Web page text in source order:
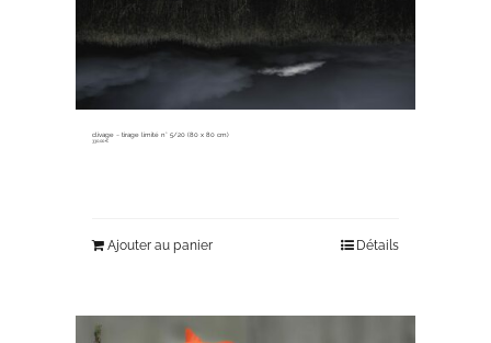
clivage ~ tirage limité n° 5/20 (80 x 80 cm)
330,00€
Ajouter au panier Détails